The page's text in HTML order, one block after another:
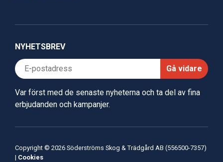
NYHETSBREV
Gå vidare
Var först med de senaste nyheterna och ta del av fina
erbjudanden och kampanjer.
Copyright © 2026 Söderströms Skog & Trädgård AB (556500-7357)
| Cookies